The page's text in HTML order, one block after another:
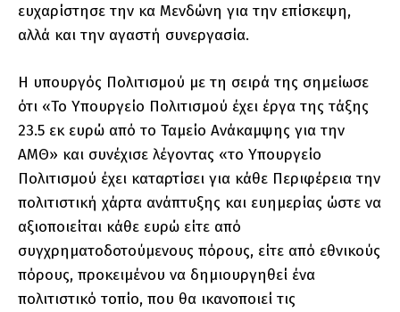
ευχαρίστησε την κα Μενδώνη για την επίσκεψη,
αλλά και την αγαστή συνεργασία.
Η υπουργός Πολιτισμού με τη σειρά της σημείωσε
ότι «Το Υπουργείο Πολιτισμού έχει έργα της τάξης
23.5 εκ ευρώ από το Ταμείο Ανάκαμψης για την
ΑΜΘ» και συνέχισε λέγοντας «το Υπουργείο
Πολιτισμού έχει καταρτίσει για κάθε Περιφέρεια την
πολιτιστική χάρτα ανάπτυξης και ευημερίας ώστε να
αξιοποιείται κάθε ευρώ είτε από
συγχρηματοδοτούμενους πόρους, είτε από εθνικούς
πόρους, προκειμένου να δημιουργηθεί ένα
πολιτιστικό τοπίο, που θα ικανοποιεί τις